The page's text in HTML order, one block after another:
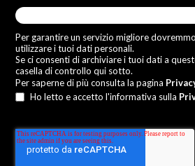
Per garantire un servizio migliore
utilizzare i tuoi dati personali.
Se ci consenti di archiviare i tuoi dati a
casella di controllo qui sotto.
Per saperne di più consulta la pagina
Ho letto e accetto l'informativa sulla